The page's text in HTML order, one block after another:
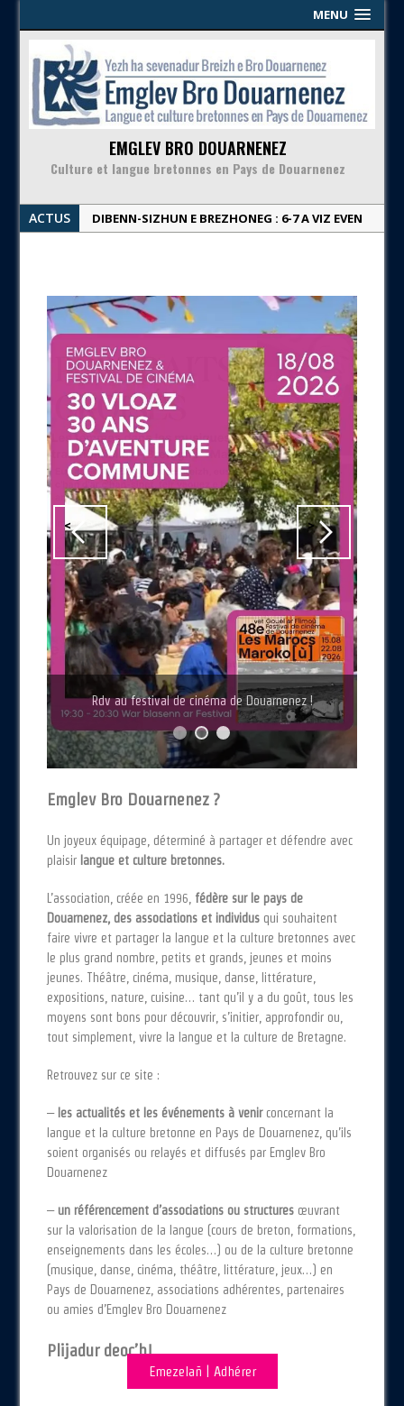
MENU
EMGLEV BRO DOUARNENEZ
Culture et langue bretonnes en Pays de Douarnenez
ACTUS
DIBENN-SIZHUN E BREZHONEG : 6-7 A VIZ EVEN
service civique
DIGOR-KALON & PIK-NIK ‘BA PLOMARC’H – 03/07
| Apéro & pique-nique en breton aux
Plomarc’h – 03/07
Rdv au festival de cinéma de Douarnenez !
Rdv au festival de cinéma de Douarnenez !
Douarnenez en chansons
< >
Emglev Bro Douarnenez ?
Un joyeux équipage, déterminé à partager et défendre avec
plaisir langue et culture bretonnes.
L’association, créée en 1996, fédère sur le pays de
Douarnenez, des associations et individus qui souhaitent
faire vivre et partager la langue et la culture bretonnes avec
le plus grand nombre, petits et grands, jeunes et moins
jeunes. Théâtre, cinéma, musique, danse, littérature,
expositions, nature, cuisine… tant qu’il y a du goût, tous les
moyens sont bons pour découvrir, s’initier, approfondir ou,
tout simplement, vivre la langue et la culture de Bretagne.
Retrouvez sur ce site :
– les actualités et les événements à venirconcernant la
langue et la culture bretonne en Pays de Douarnenez, qu’ils
soient organisés ou relayés et diffusés par Emglev Bro
Douarnenez
– un référencement d’associations ou structures œuvrant
sur la valorisation de la langue (cours de breton, formations,
enseignements dans les écoles…) ou de la culture bretonne
(musique, danse, cinéma, théâtre, littérature, jeux…) en
Pays de Douarnenez, associations adhérentes, partenaires
ou amies d’Emglev Bro Douarnenez
Plijadur deoc’h!
Emezelañ | Adhérer